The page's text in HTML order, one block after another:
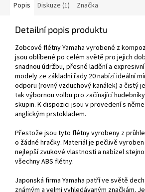
Popis Diskuze (1) Značka
Detailní popis produktu
Zobcové flétny Yamaha vyrobené z
jsou oblíbené po celém světě pro jejich
snadnou údržbu, přesné ladění a
modely ze základní řady 20 nabízí ideální
odporu (rovný vzduchový kanálek) a čistý
tak výbornou volbu pro začínající
skupin. K dispozici jsou v provedení s
anglickým prstokladem.
Přestože jsou tyto flétny vyrobeny z
o žádné hračky. Materiál je pečlivě
nejlepší zvukové vlastnosti a nabízel
všechny ABS flétny.
Japonská firma Yamaha patří ve světě